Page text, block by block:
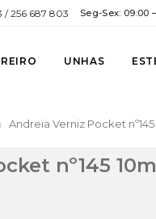
/ 256 687 803 Seg-Sex: 09:00
UNHAS
Andreia Verniz Pocket nº145
nº145